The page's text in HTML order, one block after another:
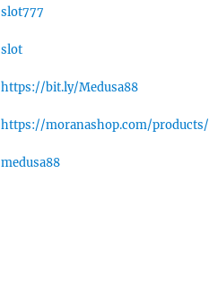
slot777
slot
https://bit.ly/Medusa88
https://moranashop.com/products/
medusa88